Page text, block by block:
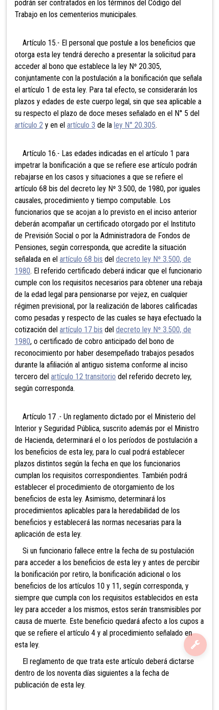
podrán ser contratados en los términos del Código del
Trabajo en los cementerios municipales.
Artículo 15.- El personal que postule a los beneficios que
otorga esta ley tendrá derecho a presentar la solicitud para
acceder al bono que establece la ley Nº 20.305,
conjuntamente con la postulación a la bonificación que señala
el artículo 1 de esta ley. Para tal efecto, se considerarán los
plazos y edades de este cuerpo legal, sin que sea aplicable a
su respecto el plazo de doce meses señalado en el N° 5 del
artículo 2 y en el artículo 3 de la ley N° 20.305.
Artículo 16.- Las edades indicadas en el artículo 1 para
impetrar la bonificación a que se refiere ese artículo podrán
rebajarse en los casos y situaciones a que se refiere el
artículo 68 bis del decreto ley Nº 3.500, de 1980, por iguales
causales, procedimiento y tiempo computable. Los
funcionarios que se acojan a lo previsto en el inciso anterior
deberán acompañar un certificado otorgado por el Instituto
de Previsión Social o por la Administradora de Fondos de
Pensiones, según corresponda, que acredite la situación
señalada en el artículo 68 bis del decreto ley Nº 3.500, de
1980. El referido certificado deberá indicar que el funcionario
cumple con los requisitos necesarios para obtener una rebaja
de la edad legal para pensionarse por vejez, en cualquier
régimen previsional, por la realización de labores calificadas
como pesadas y respecto de las cuales se haya efectuado la
cotización del artículo 17 bis del decreto ley Nº 3.500, de
1980, o certificado de cobro anticipado del bono de
reconocimiento por haber desempeñado trabajos pesados
durante la afiliación al antiguo sistema conforme al inciso
tercero del artículo 12 transitorio del referido decreto ley,
según corresponda.
Artículo 17 .- Un reglamento dictado por el Ministerio del
Interior y Seguridad Pública, suscrito además por el Ministro
de Hacienda, determinará el o los períodos de postulación a
los beneficios de esta ley, para lo cual podrá establecer
plazos distintos según la fecha en que los funcionarios
cumplan los requisitos correspondientes. También podrá
establecer el procedimiento de otorgamiento de los
beneficios de esta ley. Asimismo, determinará los
procedimientos aplicables para la heredabilidad de los
beneficios y establecerá las normas necesarias para la
aplicación de esta ley.
Si un funcionario fallece entre la fecha de su postulación
para acceder a los beneficios de esta ley y antes de percibir
la bonificación por retiro, la bonificación adicional o los
beneficios de los artículos 10 y 11, según corresponda, y
siempre que cumpla con los requisitos establecidos en esta
ley para acceder a los mismos, estos serán transmisibles por
causa de muerte. Este beneficio quedará afecto a los cupos a
que se refiere el artículo 4 y al procedimiento señalado en
esta ley.
El reglamento de que trata este artículo deberá dictarse
dentro de los noventa días siguientes a la fecha de
publicación de esta ley.